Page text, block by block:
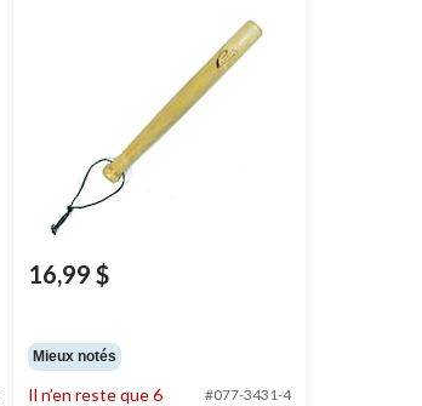
16,99 $
Mieux notés
Il n’en reste que 6 #077-3431-4